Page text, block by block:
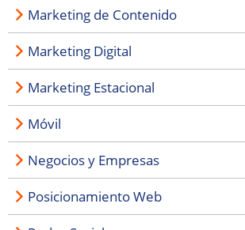
Marketing de Contenido
Marketing Digital
Marketing Estacional
Móvil
Negocios y Empresas
Posicionamiento Web